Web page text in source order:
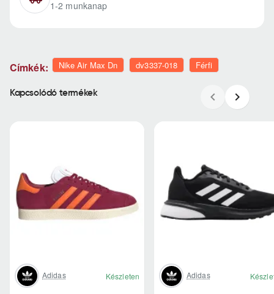
1-2 munkanap
Címkék: Nike Air Max Dn dv3337-018 Férfi
Kapcsolódó termékek
Adidas Készleten Adidas